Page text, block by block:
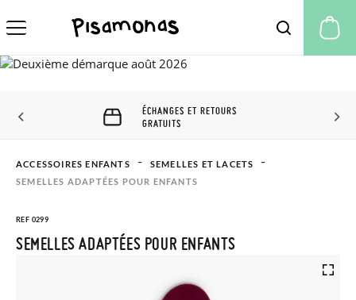
ÉCHANGES ET RETOURS
GRATUITS
ACCESSOIRES ENFANTS
SEMELLES ET LACETS
SEMELLES ADAPTÉES POUR ENFANTS
REF 0299
SEMELLES ADAPTÉES POUR ENFANTS